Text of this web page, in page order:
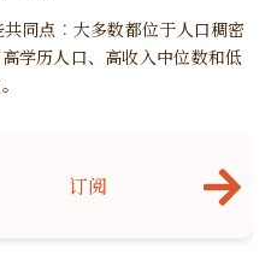
同点︰大多数都位于人口稠密
学历人口、高收入中位数和低
订阅